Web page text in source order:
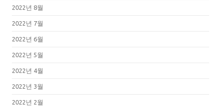
2022년 8월
2022년 7월
2022년 6월
2022년 5월
2022년 4월
2022년 3월
2022년 2월